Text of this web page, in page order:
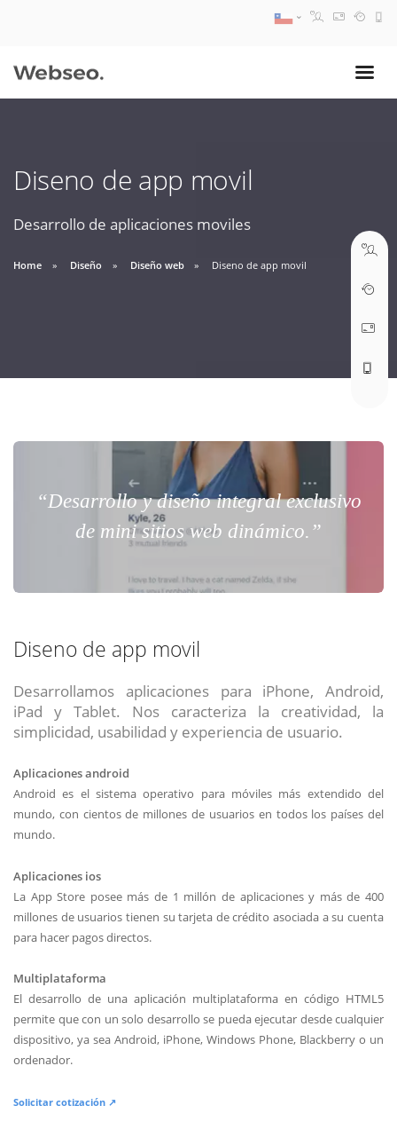
Diseno de app movil
Desarrollo de aplicaciones moviles
Home Diseño Diseño web Diseno de app movil
“Desarrollo y diseño integral exclusivo
de mini sitios web dinámico.”
Diseno de app movil
Desarrollamos aplicaciones para iPhone, Android,
iPad y Tablet. Nos caracteriza la creatividad, la
simplicidad, usabilidad y experiencia de usuario.
Aplicaciones android
Android es el sistema operativo para móviles más extendido del
mundo, con cientos de millones de usuarios en todos los países del
mundo.
Aplicaciones ios
La App Store posee más de 1 millón de aplicaciones y más de 400
millones de usuarios tienen su tarjeta de crédito asociada a su cuenta
para hacer pagos directos.
Multiplataforma
El desarrollo de una aplicación multiplataforma en código HTML5
permite que con un solo desarrollo se pueda ejecutar desde cualquier
dispositivo, ya sea Android, iPhone, Windows Phone, Blackberry o un
ordenador.
Solicitar cotización ↗
09:30 AM A 18:30 PM
soporte@webseo.cl